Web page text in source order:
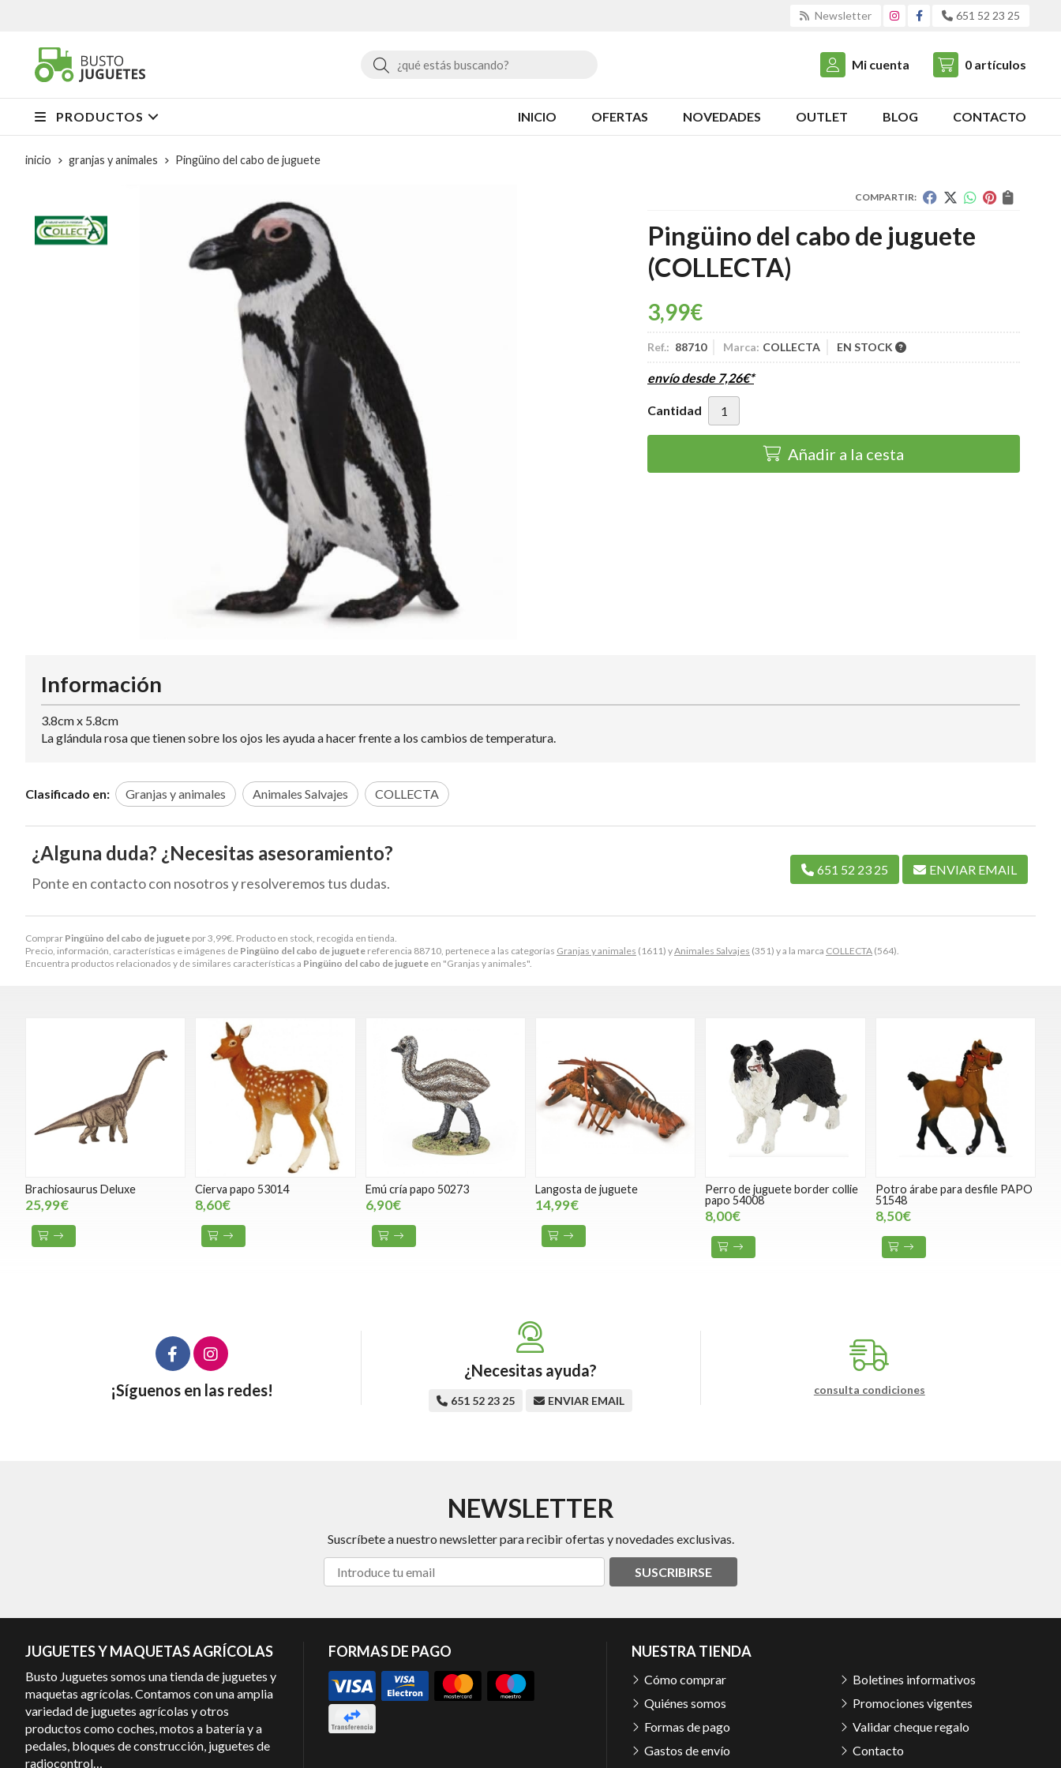
Newsletter 651 52 23 25
Buscar Mi cuenta 0 artículos
PRODUCTOS INICIO OFERTAS NOVEDADES OUTLET BLOG CONTACTO
inicio granjas y animales Pingüino del cabo de juguete
COMPARTIR:
Pingüino del cabo de juguete
(COLLECTA)
3,99€
Ref.: 88710 Marca: COLLECTA EN STOCK
envío desde 7,26€*
Cantidad
Añadir a la cesta
Comprar Pingüino del cabo de juguete por3,99€ . Producto en stock, recogida en tienda.
Precio, información, características e imágenes de Pingüino del cabo de juguete referencia 88710, pertenece a las categorías Granjas y animales (1611) yAnimales Salvajes (351) y a la marca COLLECTA (564).
Encuentra productos relacionados y de similares características a Pingüino del cabo de juguete en "Granjas y animales".
Información
3.8cm x 5.8cm
La glándula rosa que tienen sobre los ojos les ayuda a hacer frente a los cambios de temperatura.
Clasificado en: Granjas y animales Animales Salvajes COLLECTA
¿Alguna duda? ¿Necesitas asesoramiento?
Ponte en contacto con nosotros y resolveremos tus dudas.
651 52 23 25 ENVIAR EMAIL
Brachiosaurus Deluxe
25,99€
Cierva papo 53014
8,60€
Emú cría papo 50273
6,90€
Langosta de juguete
14,99€
Perro de juguete border collie
papo 54008
8,00€
Potro árabe para desfile PAPO
51548
8,50€
¡Síguenos en las redes!
¿Necesitas ayuda?
651 52 23 25 ENVIAR EMAIL
consulta condiciones
NEWSLETTER
Suscríbete a nuestro newsletter para recibir ofertas y novedades exclusivas.
SUSCRIBIRSE
JUGUETES Y MAQUETAS AGRÍCOLAS
Busto Juguetes somos una tienda de juguetes y
maquetas agrícolas. Contamos con una amplia
variedad de juguetes agrícolas y otros
productos como coches, motos a batería y a
pedales, bloques de construcción, juguetes de
radiocontrol…
FORMAS DE PAGO NUESTRA TIENDA
Cómo comprar
Quiénes somos
Formas de pago
Gastos de envío
Boletines informativos
Promociones vigentes
Validar cheque regalo
Contacto